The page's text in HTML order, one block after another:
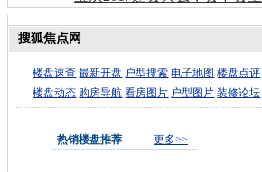
搜狐焦点网
楼盘速查 最新开盘 户型搜索 电子地图 楼盘点评
楼盘动态 购房导航 看房图片 户型图片 装修论坛
热销楼盘推荐 更多>>